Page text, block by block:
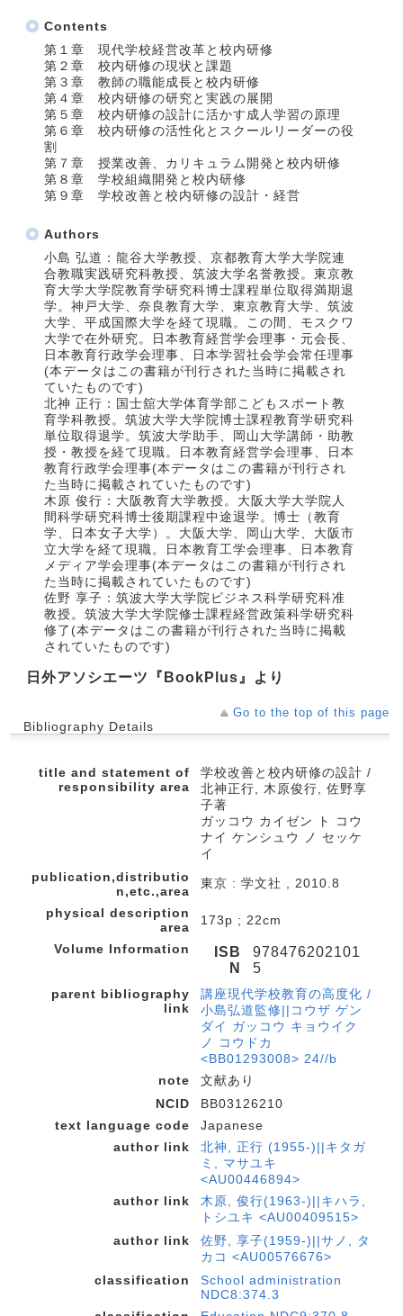
Contents
第１章 現代学校経営改革と校内研修
第２章 校内研修の現状と課題
第３章 教師の職能成長と校内研修
第４章 校内研修の研究と実践の展開
第５章 校内研修の設計に活かす成人学習の原理
第６章 校内研修の活性化とスクールリーダーの役
割
第７章 授業改善、カリキュラム開発と校内研修
第８章 学校組織開発と校内研修
第９章 学校改善と校内研修の設計・経営
Authors
小島 弘道：龍谷大学教授、京都教育大学大学院連
合教職実践研究科教授、筑波大学名誉教授。東京教
育大学大学院教育学研究科博士課程単位取得満期退
学。神戸大学、奈良教育大学、東京教育大学、筑波
大学、平成国際大学を経て現職。この間、モスクワ
大学で在外研究。日本教育経営学会理事・元会長、
日本教育行政学会理事、日本学習社会学会常任理事
(本データはこの書籍が刊行された当時に掲載され
ていたものです)
北神 正行：国士舘大学体育学部こどもスポート教
育学科教授。筑波大学大学院博士課程教育学研究科
単位取得退学。筑波大学助手、岡山大学講師・助教
授・教授を経て現職。日本教育経営学会理事、日本
教育行政学会理事(本データはこの書籍が刊行され
た当時に掲載されていたものです)
木原 俊行：大阪教育大学教授。大阪大学大学院人
間科学研究科博士後期課程中途退学。博士（教育
学、日本女子大学）。大阪大学、岡山大学、大阪市
立大学を経て現職。日本教育工学会理事、日本教育
メディア学会理事(本データはこの書籍が刊行され
た当時に掲載されていたものです)
佐野 享子：筑波大学大学院ビジネス科学研究科准
教授。筑波大学大学院修士課程経営政策科学研究科
修了(本データはこの書籍が刊行された当時に掲載
されていたものです)
日外アソシエーツ『BookPlus』より
Go to the top of this page
Bibliography Details
title and statement of
responsibility area
学校改善と校内研修の設計 /
北神正行, 木原俊行, 佐野享
子著
ガッコウ カイゼン ト コウ
ナイ ケンシュウ ノ セッケ
イ
publication,distributio
n,etc.,area
東京 : 学文社 , 2010.8
physical description
area
173p ; 22cm
Volume Information
ISB
N
978476202101
5
parent bibliography
link
講座現代学校教育の高度化 /
小島弘道監修||コウザ ゲン
ダイ ガッコウ キョウイク
ノ コウドカ
<BB01293008> 24//b
note
文献あり
NCID
BB03126210
text language code
Japanese
author link
北神, 正行 (1955-)||キタガ
ミ, マサユキ
<AU00446894>
author link
木原, 俊行(1963-)||キハラ,
トシユキ <AU00409515>
author link
佐野, 享子(1959-)||サノ, タ
カコ <AU00576676>
classification
School administration
NDC8:374.3